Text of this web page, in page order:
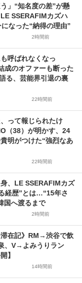
」“知名度の差”が懸
SSERAFIMカズハ
なった“納得の理由”
2時間前
呼ばれなくなっ
のオファーも断った
る、芸能界引退の裏
22時間前
って報じられたけ
（38）が明かす、24
明がつけた“強烈なあ
22時間前
身、LE SSERAFIMカズ
経歴”とは…“15年さ
国へ渡るまで
2時間前
滞在記》RM→渋谷で飲
、V→よみうりラン
】
14時間前